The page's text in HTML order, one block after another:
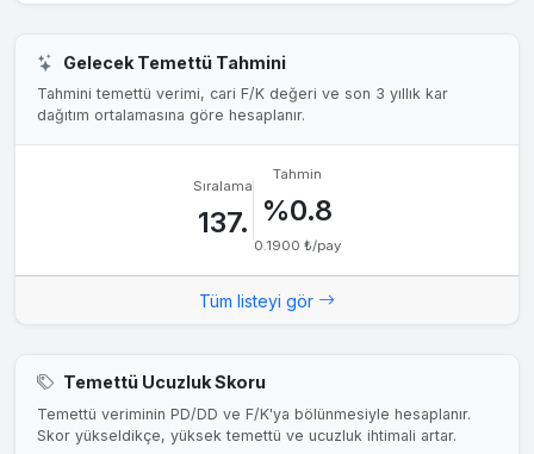
Gelecek Temettü Tahmini
Tahmini temettü verimi, cari F/K değeri ve son 3 yıllık kar
dağıtım ortalamasına göre hesaplanır.
Sıralama
137.
Tahmin
%0.8
0.1900 ₺/pay
Tüm listeyi gör
Temettü Ucuzluk Skoru
Temettü veriminin PD/DD ve F/K'ya bölünmesiyle hesaplanır.
Skor yükseldikçe, yüksek temettü ve ucuzluk ihtimali artar.